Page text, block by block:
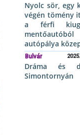
Nyolc sör, egy
végén tömény
a férfi
autópálya
Bulvár
Dráma és
Simontornyán